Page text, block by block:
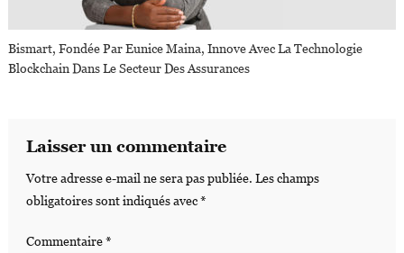
Bismart, Fondée Par Eunice Maina, Innove Avec La Technologie
Blockchain Dans Le Secteur Des Assurances
Laisser un commentaire
Votre adresse e-mail ne sera pas publiée. Les champs
obligatoires sont indiqués avec*
Commentaire*